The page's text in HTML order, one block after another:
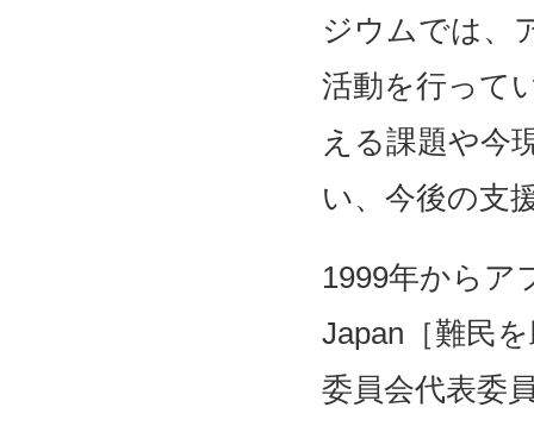
ジウムでは、
活動を行って
える課題や今
い、今後の支
1999年からア
Japan［難民
委員会代表委